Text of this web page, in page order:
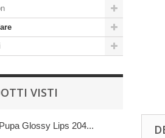
VISTI
Pupa Glossy Lips 204...